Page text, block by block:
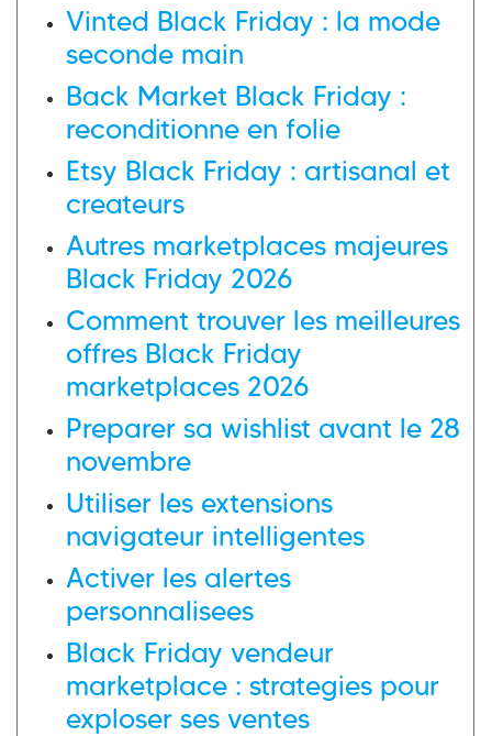
Vinted Black Friday : la mode
seconde main
Back Market Black Friday :
reconditionne en folie
Etsy Black Friday : artisanal et
createurs
Autres marketplaces majeures
Black Friday 2026
Comment trouver les meilleures
offres Black Friday
marketplaces 2026
Preparer sa wishlist avant le 28
novembre
Utiliser les extensions
navigateur intelligentes
Activer les alertes
personnalisees
Black Friday vendeur
marketplace : strategies pour
exploser ses ventes